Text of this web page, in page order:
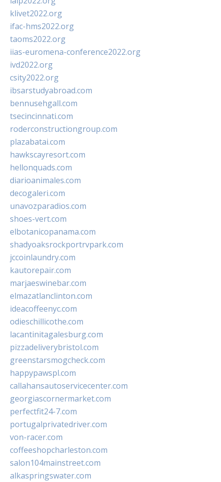
klivet2022.org
ifac-hms2022.org
taoms2022.org
iias-euromena-conference2022.org
ivd2022.org
csity2022.org
ibsarstudyabroad.com
bennusehgall.com
tsecincinnati.com
roderconstructiongroup.com
plazabatai.com
hawkscayresort.com
hellonquads.com
diarioanimales.com
decogaleri.com
unavozparadios.com
shoes-vert.com
elbotanicopanama.com
shadyoaksrockportrvpark.com
jccoinlaundry.com
kautorepair.com
marjaeswinebar.com
elmazatlanclinton.com
ideacoffeenyc.com
odieschillicothe.com
lacantinitagalesburg.com
pizzadeliverybristol.com
greenstarsmogcheck.com
happypawspl.com
callahansautoservicecenter.com
georgiascornermarket.com
perfectfit24-7.com
portugalprivatedriver.com
von-racer.com
coffeeshopcharleston.com
salon104mainstreet.com
alkaspringswater.com